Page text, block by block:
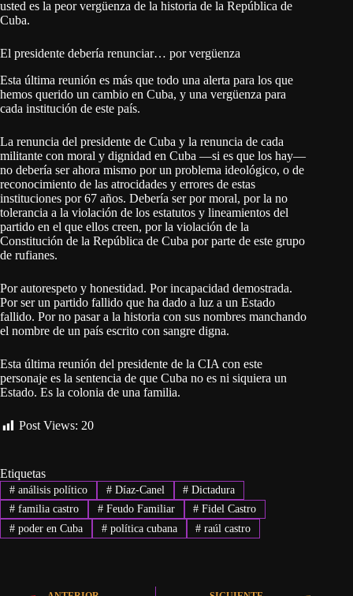
usted es la peor vergüenza de la historia de la República de
Cuba.
El presidente debería renunciar… por vergüenza
Esta última reunión es más que todo una alerta para los que
hemos querido un cambio en Cuba, y una vergüenza para
cada institución de este país.
La renuncia del presidente de Cuba y la renuncia de cada
militante con moral y dignidad en Cuba —si es que los hay—
no debería ser ahora mismo por un problema ideológico, o de
reconocimiento de las atrocidades y errores de estas
instituciones por 67 años. Debería ser por moral, por la no
tolerancia a la violación de los estatutos y lineamientos del
partido en el que ellos creen, por la violación de la
Constitución de la República de Cuba por parte de este grupo
de rufianes.
Por autorespeto y honestidad. Por incapacidad demostrada.
Por ser un partido fallido que ha dado a luz a un Estado
fallido. Por no pasar a la historia con sus nombres manchando
el nombre de un país escrito con sangre digna.
Esta última reunión del presidente de la CIA con este
personaje es la sentencia de que Cuba no es ni siquiera un
Estado. Es la colonia de una familia.
Post Views: 20
Etiquetas
#análisis político #Díaz-Canel # Dictadura
#familia castro #Feudo Familiar # Fidel Castro
#poder en Cuba #política cubana # raúl castro